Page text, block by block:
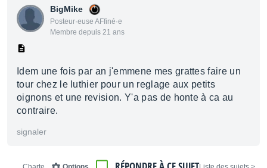
BigMike
Posteur·euse AFfiné·e
Membre depuis 21 ans
Idem une fois par an j'emmene mes grattes faire un
tour chez le luthier pour un reglage aux petits
oignons et une revision. Y'a pas de honte à ca au
contraire.
signaler